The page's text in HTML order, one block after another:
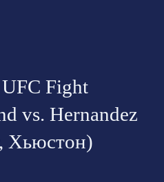
Fight
vs. Hernandez
Хьюстон)